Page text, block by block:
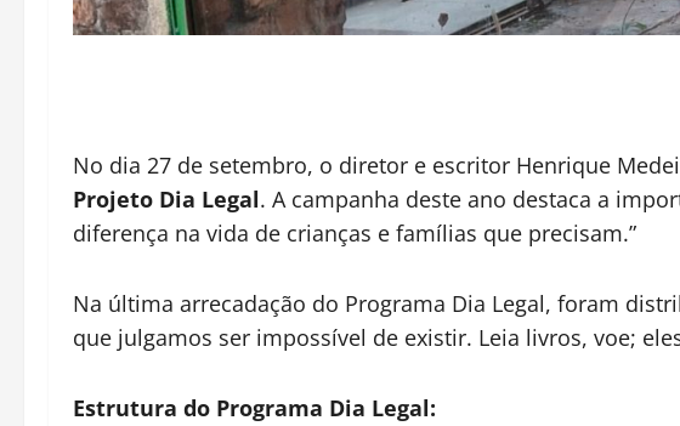
No dia 27 de setembro, o diretor e escritor Henrique
Projeto Dia Legal. A campanha deste ano destaca a
diferença na vida de crianças e famílias que precisam.”
Na última arrecadação do Programa Dia Legal, foram
que julgamos ser impossível de existir. Leia livros, voe;
Estrutura do Programa Dia Legal: